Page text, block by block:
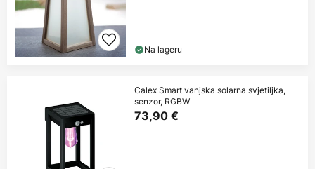
Na lageru
Calex Smart vanjska solarna svjetiljka,
senzor, RGBW
73,90 €